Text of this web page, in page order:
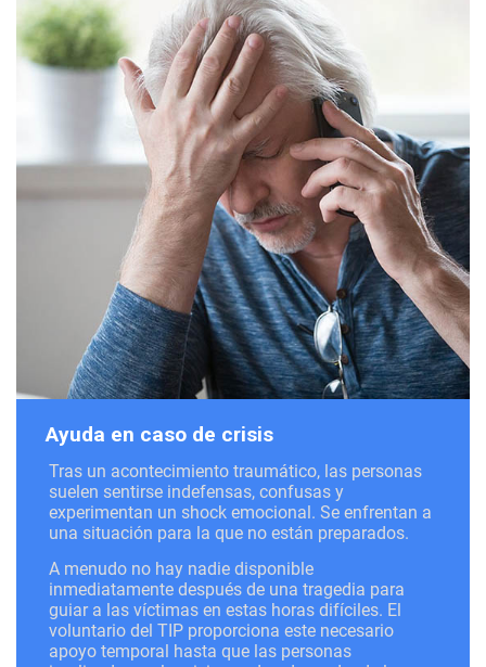
Ayuda en caso de crisis
Tras un acontecimiento traumático, las personas
suelen sentirse indefensas, confusas y
experimentan un shock emocional. Se enfrentan a
una situación para la que no están preparados.
A menudo no hay nadie disponible
inmediatamente después de una tragedia para
guiar a las víctimas en estas horas difíciles. El
voluntario del TIP proporciona este necesario
apoyo temporal hasta que las personas